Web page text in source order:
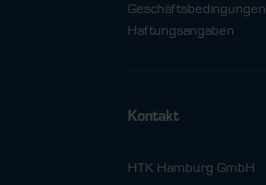
Geschäftsbedingungen
Haftungsangaben
Kontakt
HTK Hamburg GmbH